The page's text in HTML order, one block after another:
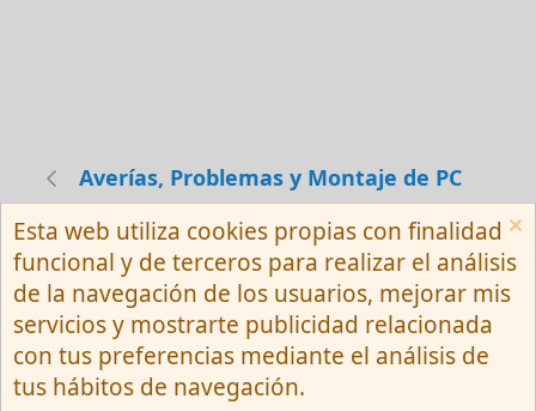
Averías, Problemas y Montaje de PC
Español (Neutro) Tu
Contactarnos
Términos y reglas
Privacy policy
Ayuda
R
S
S
Community platform by XenForo ® © 2010-
2026 XenForo Ltd.
Esta web utiliza cookies propias con finalidad
funcional y de terceros para realizar el análisis
de la navegación de los usuarios, mejorar mis
servicios y mostrarte publicidad relacionada
con tus preferencias mediante el análisis de
tus hábitos de navegación.